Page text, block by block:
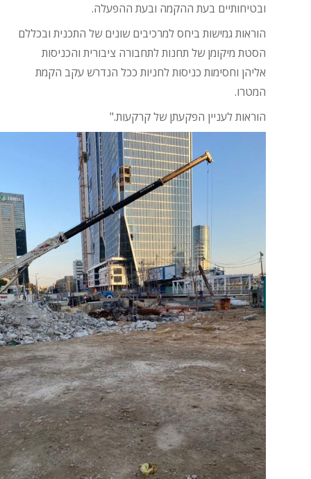
ובטיחותיים בעת ההקמה ובעת ההפעלה.
הוראות גמישות ביחס למרכיבים שונים של התכנית ובכללם
הסטת מיקומן של תחנות לתחבורה ציבורית והכניסות
אליהן וחסימות כניסות לחניות ככל הנדרש עקב הקמת
המטרו.
הוראות לעניין הפקעתן של קרקעות."